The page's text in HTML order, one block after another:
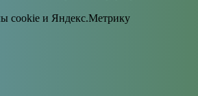
cookie и Яндекс.Метрику